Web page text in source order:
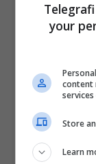
your
content
Store
Learn